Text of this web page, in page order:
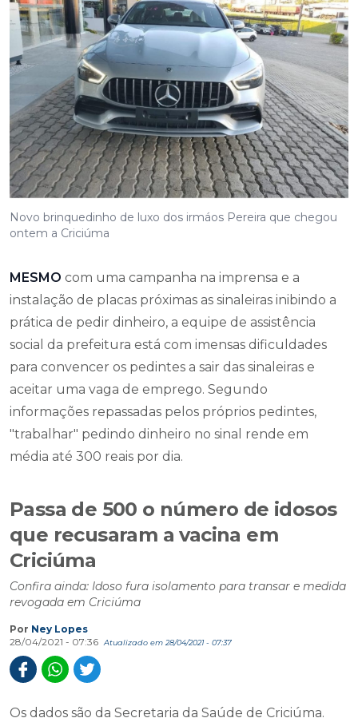
Novo brinquedinho de luxo dos irmáos Pereira que chegou
ontem a Criciúma
MESMO com uma campanha na imprensa e a
instalação de placas próximas as sinaleiras inibindo a
prática de pedir dinheiro, a equipe de assistência
social da prefeitura está com imensas dificuldades
para convencer os pedintes a sair das sinaleiras e
aceitar uma vaga de emprego. Segundo
informações repassadas pelos próprios pedintes,
"trabalhar" pedindo dinheiro no sinal rende em
média até 300 reais por dia.
Passa de 500 o número de idosos
que recusaram a vacina em
Criciúma
Confira ainda: Idoso fura isolamento para transar e medida
revogada em Criciúma
Por Ney Lopes
28/04/2021 - 07:36
Atualizado em 28/04/2021 - 07:37
Os dados são da Secretaria da Saúde de Criciúma.